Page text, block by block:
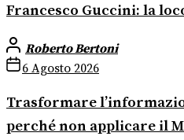
Francesco Guccini: la
Roberto Bertoni
6 Agosto 2026
Trasformare
perché non applicare il